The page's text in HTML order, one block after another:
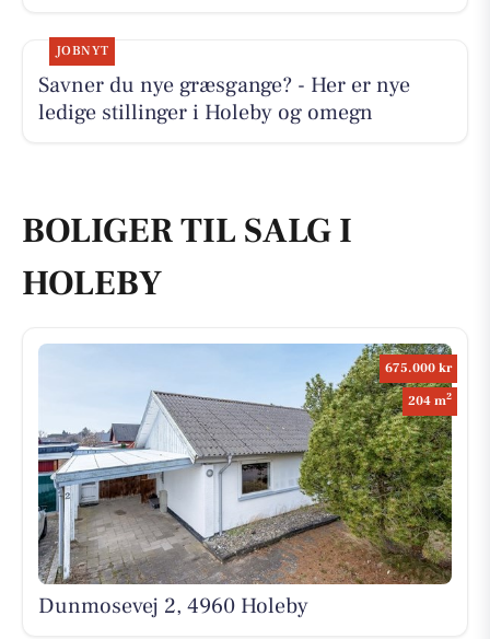
JOBNYT
Savner du nye græsgange? - Her er nye
ledige stillinger i Holeby og omegn
BOLIGER TIL SALG I
HOLEBY
675.000 kr
204 m2
Dunmosevej 2, 4960 Holeby